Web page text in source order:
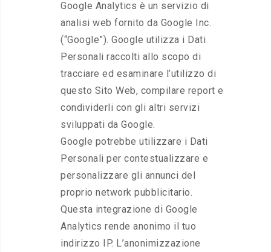
Google Analytics è un servizio di
analisi web fornito da Google Inc.
(“Google”). Google utilizza i Dati
Personali raccolti allo scopo di
tracciare ed esaminare l’utilizzo di
questo Sito Web, compilare report e
condividerli con gli altri servizi
sviluppati da Google.
Google potrebbe utilizzare i Dati
Personali per contestualizzare e
personalizzare gli annunci del
proprio network pubblicitario.
Questa integrazione di Google
Analytics rende anonimo il tuo
indirizzo IP. L’anonimizzazione